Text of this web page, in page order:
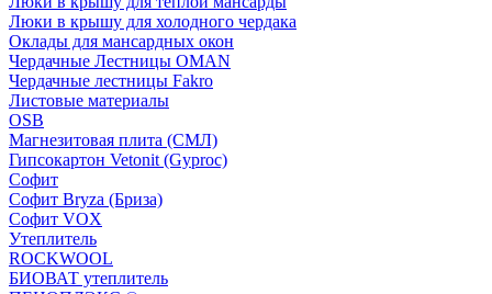
Люки в крышу для холодного чердака
Оклады для мансардных окон
Чердачные Лестницы OMAN
Чердачные лестницы Fakro
Листовые материалы
OSB
Магнезитовая плита (СМЛ)
Гипсокартон Vetonit (Gyproc)
Софит
Софит Bryza (Бриза)
Софит VOX
Утеплитель
ROCKWOOL
БИОВАТ утеплитель